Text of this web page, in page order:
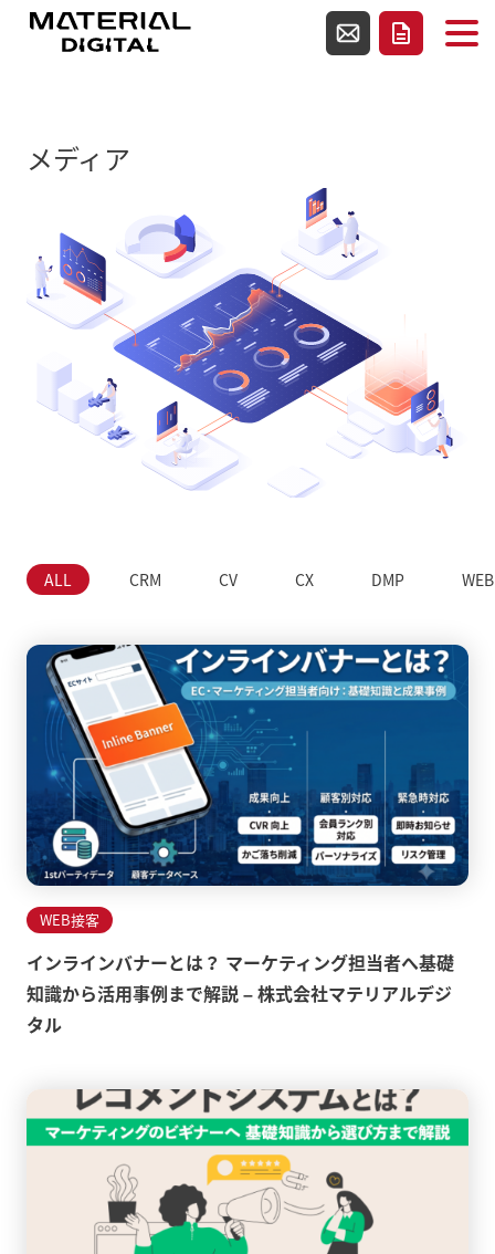
使用テンプレートファイルarchive-media.php
お問い合わせ
資料請求
メディア
ALL CRM CV CX DMP
WEB接客
インラインバナーとは？ マーケティング担当者へ基礎
知識から活用事例まで解説 – 株式会社マテリアルデジ
タル